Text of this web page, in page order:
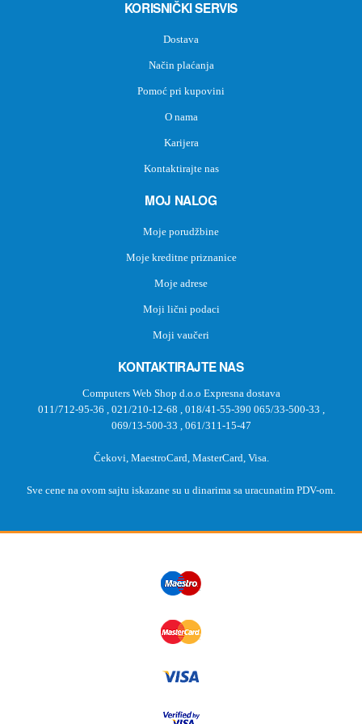
KORISNIČKI SERVIS
Dostava
Način plaćanja
Pomoć pri kupovini
O nama
Karijera
Kontaktirajte nas
MOJ NALOG
Moje porudžbine
Moje kreditne priznanice
Moje adrese
Moji lični podaci
Moji vaučeri
KONTAKTIRAJTE NAS
Computers Web Shop d.o.o Expresna dostava
011/712-95-36
021/210-12-68 018/41-55-390 065/33-500-33
069/13-500-33
061/311-15-47
Čekovi, MaestroCard, MasterCard, Visa.
Sve cene na ovom sajtu iskazane su u dinarima sa uracunatim PDV-om.